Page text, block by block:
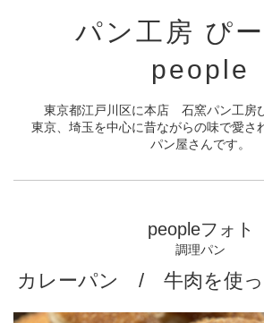
パン工房 ぴ
people
東京都江戸川区に本店 石窯パン工房
東京、埼玉を中心に昔ながらの味で愛さ
パン屋さんです。
peopleフォ
調理パン
カレーパン / 牛肉を使っ